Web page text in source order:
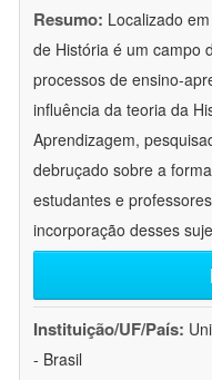
Resumo: Localizado
de História é um campo
processos de ensino-
influência da teoria da
Aprendizagem,
debruçado sobre a
estudantes e
incorporação desses
Instituição/UF/País:
- Brasil